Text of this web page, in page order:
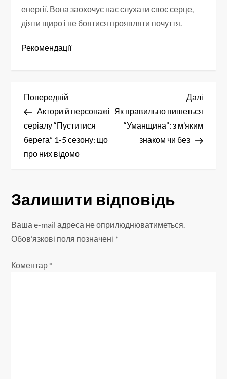
енергії. Вона заохочує нас слухати своє серце,
діяти щиро і не боятися проявляти почуття.
Рекомендації
Н
а
в
а
ц
Попередній
запис
Попередній
Актори й персонажі
серіалу “Пуститися
берега” 1-5 сезону: що
про них відомо
запис
Далі
Як правильно пишеться
“Уманщина”: з м’яким
знаком чи без
Залишити відповідь
Ваша e-mail адреса не оприлюднюватиметься.
Обов’язкові поля позначені *
Коментар *